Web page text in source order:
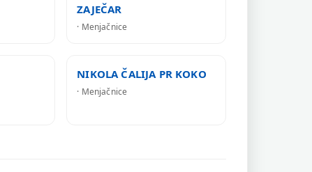
ZAJEČAR
· Menjačnice
NIKOLA ČALIJA PR KOKO
· Menjačnice